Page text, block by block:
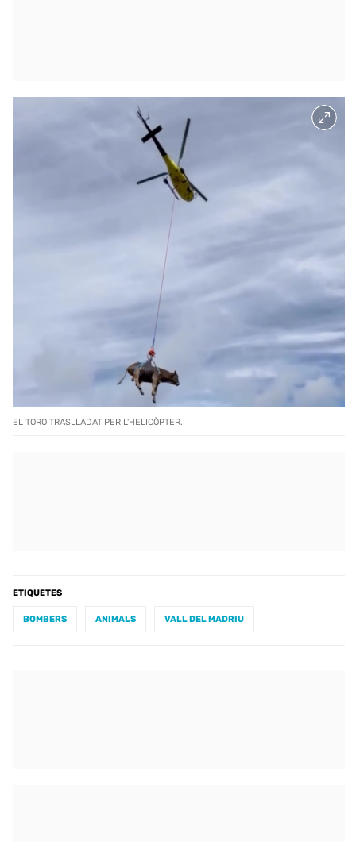
EL TORO TRASLLADAT PER L'HELICÒPTER.
ETIQUETES
BOMBERS ANIMALS VALL DEL MADRIU